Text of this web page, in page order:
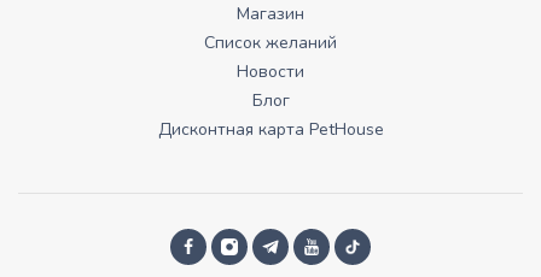
Магазин
Список желаний
Новости
Блог
Дисконтная карта PetHouse